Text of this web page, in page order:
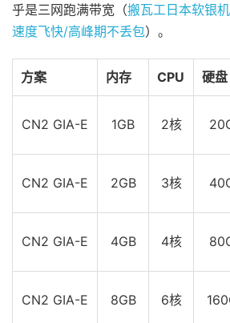
乎是三网跑满带宽（搬瓦工日本软银
速度飞快/高峰期不丢包）。
方案 内存 CPU 硬盘
CN2 GIA-E 1GB 2核
CN2 GIA-E 2GB 3核
CN2 GIA-E 4GB 4核
CN2 GIA-E 8GB 6核